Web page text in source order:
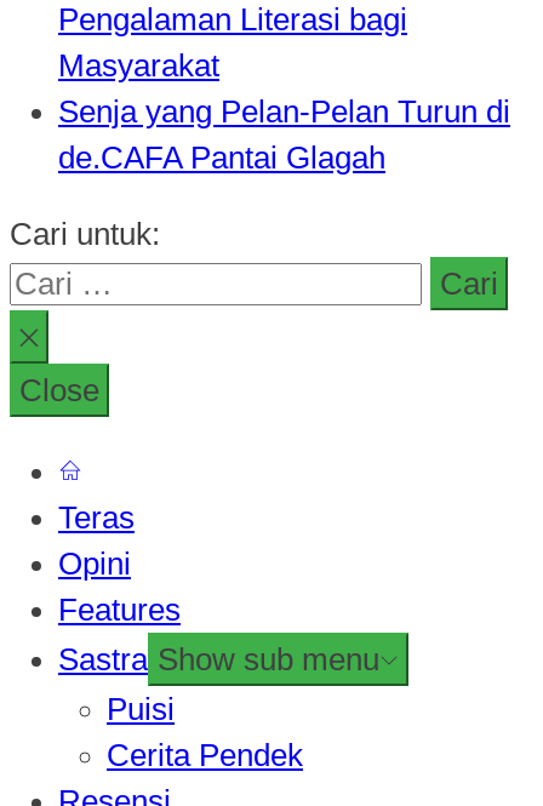
Pengalaman Literasi bagi
Masyarakat
Senja yang Pelan-Pelan Turun di
de.CAFA Pantai Glagah
Cari untuk:
Close
Teras
Opini
Features
Sastra Show sub menu
Puisi
Cerita Pendek